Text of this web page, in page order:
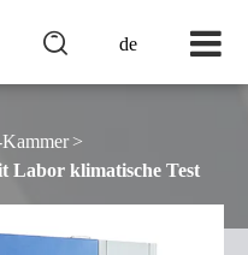
de

Labor klimatische Test